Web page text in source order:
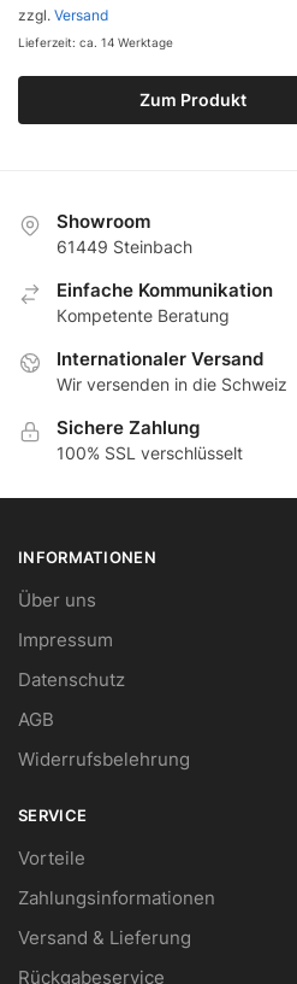
Zum Produkt
zzgl. Versand
Lieferzeit: ca. 14 Werktage
Showroom
61449 Steinbach
Еinfache Kommunikation
Кompetente Beratung
Internationaler Versand
Wir versenden in die Schweiz
Sichere Zahlung
100% SSL verschlüsselt
INFORMATIONEN
Über uns
Impressum
Datenschutz
AGB
Widerrufsbelehrung
SERVICE
Vorteile
Zahlungsinformationen
Versand & Lieferung
Rückgabeservice